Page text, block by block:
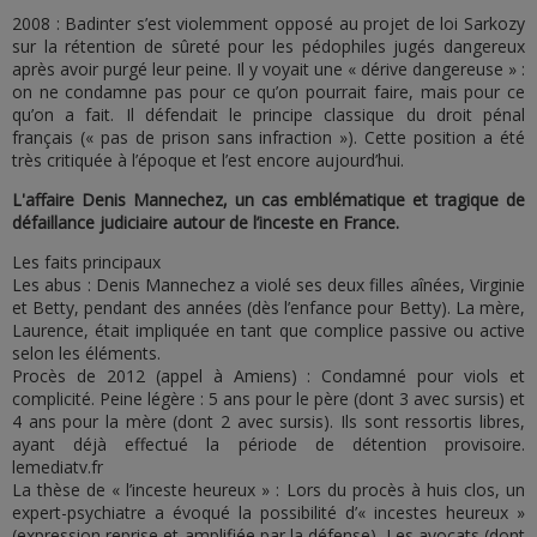
2008 : Badinter s’est violemment opposé au projet de loi Sarkozy
sur la rétention de sûreté pour les pédophiles jugés dangereux
après avoir purgé leur peine. Il y voyait une « dérive dangereuse » :
on ne condamne pas pour ce qu’on pourrait faire, mais pour ce
qu’on a fait. Il défendait le principe classique du droit pénal
français (« pas de prison sans infraction »). Cette position a été
très critiquée à l’époque et l’est encore aujourd’hui.
L'affaire Denis Mannechez, un cas emblématique et tragique de
défaillance judiciaire autour de l’inceste en France.
Les faits principaux
Les abus : Denis Mannechez a violé ses deux filles aînées, Virginie
et Betty, pendant des années (dès l’enfance pour Betty). La mère,
Laurence, était impliquée en tant que complice passive ou active
selon les éléments.
Procès de 2012 (appel à Amiens) : Condamné pour viols et
complicité. Peine légère : 5 ans pour le père (dont 3 avec sursis) et
4 ans pour la mère (dont 2 avec sursis). Ils sont ressortis libres,
ayant déjà effectué la période de détention provisoire.
lemediatv.fr
La thèse de « l’inceste heureux » : Lors du procès à huis clos, un
expert-psychiatre a évoqué la possibilité d’« incestes heureux »